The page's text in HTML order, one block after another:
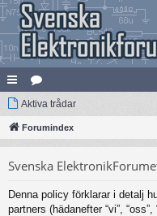
na
bb
ar
at
eg
Aktiva trådar
Forumindex
Svenska
Denna policy förklarar i detalj
partners (hädanefter “vi”,